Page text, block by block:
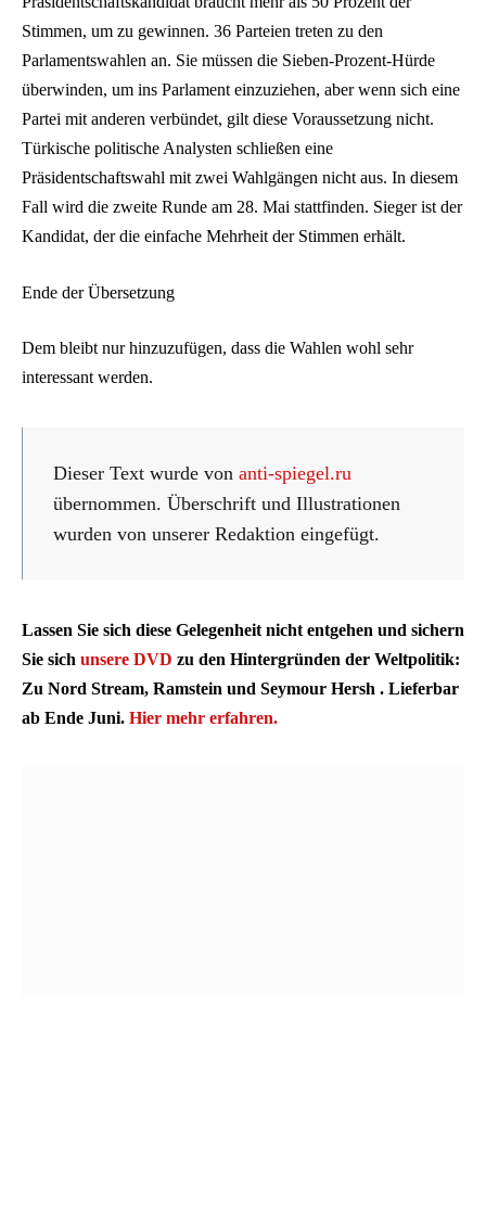
Stimmen, um zu gewinnen. 36 Parteien treten zu den
Parlamentswahlen an. Sie müssen die Sieben-Prozent-Hürde
überwinden, um ins Parlament einzuziehen, aber wenn sich eine
Partei mit anderen verbündet, gilt diese Voraussetzung nicht.
Türkische politische Analysten schließen eine
Präsidentschaftswahl mit zwei Wahlgängen nicht aus. In diesem
Fall wird die zweite Runde am 28. Mai stattfinden. Sieger ist der
Kandidat, der die einfache Mehrheit der Stimmen erhält.
Ende der Übersetzung
Dem bleibt nur hinzuzufügen, dass die Wahlen wohl sehr
interessant werden.
Dieser Text wurde von anti-spiegel.ru
übernommen. Überschrift und Illustrationen
wurden von unserer Redaktion eingefügt.
Lassen Sie sich diese Gelegenheit nicht entgehen und sichern
Sie sich unsere DVD zu den Hintergründen der Weltpolitik:
Zu Nord Stream, Ramstein und Seymour Hersh . Lieferbar
ab Ende Juni. Hier mehr erfahren.